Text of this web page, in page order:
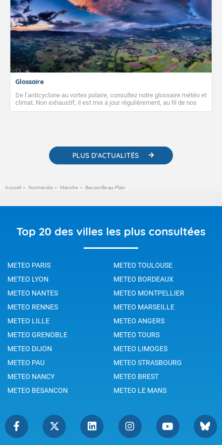
Glossaire
De l’anticyclone au vortex polaire, consultez notre glossaire météo et
climat. Non exhaustif, il est mis à jour régulièrement, au fil de nos
publications. Vous y trouverez également des liens utiles vers nos
PLUS D'ACTUALITÉS
Accueil Normandie Manche Beuzeville-au-Plain
Top 20 des villes les plus consultées
METEO PARIS
METEO TOULOUSE
METEO LYON
METEO BORDEAUX
METEO NANTES
METEO MONTPELLIER
METEO RENNES
METEO MARSEILLE
METEO LILLE
METEO ANGERS
METEO GRENOBLE
METEO TOURS
METEO DIJON
METEO LIMOGES
METEO PAU
METEO STRASBOURG
METEO NANCY
METEO BREST
METEO BESANCON
METEO LE MANS